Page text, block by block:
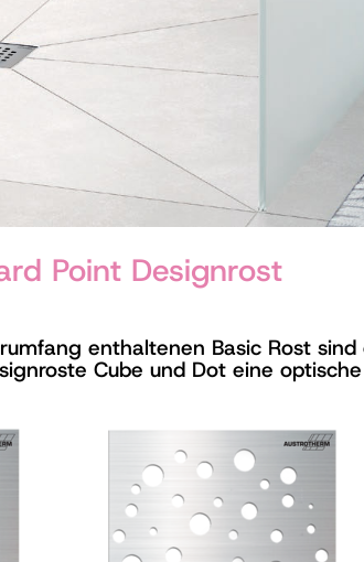
Point Designrost
enthaltenen Basic Rost sind
Cube und Dot eine